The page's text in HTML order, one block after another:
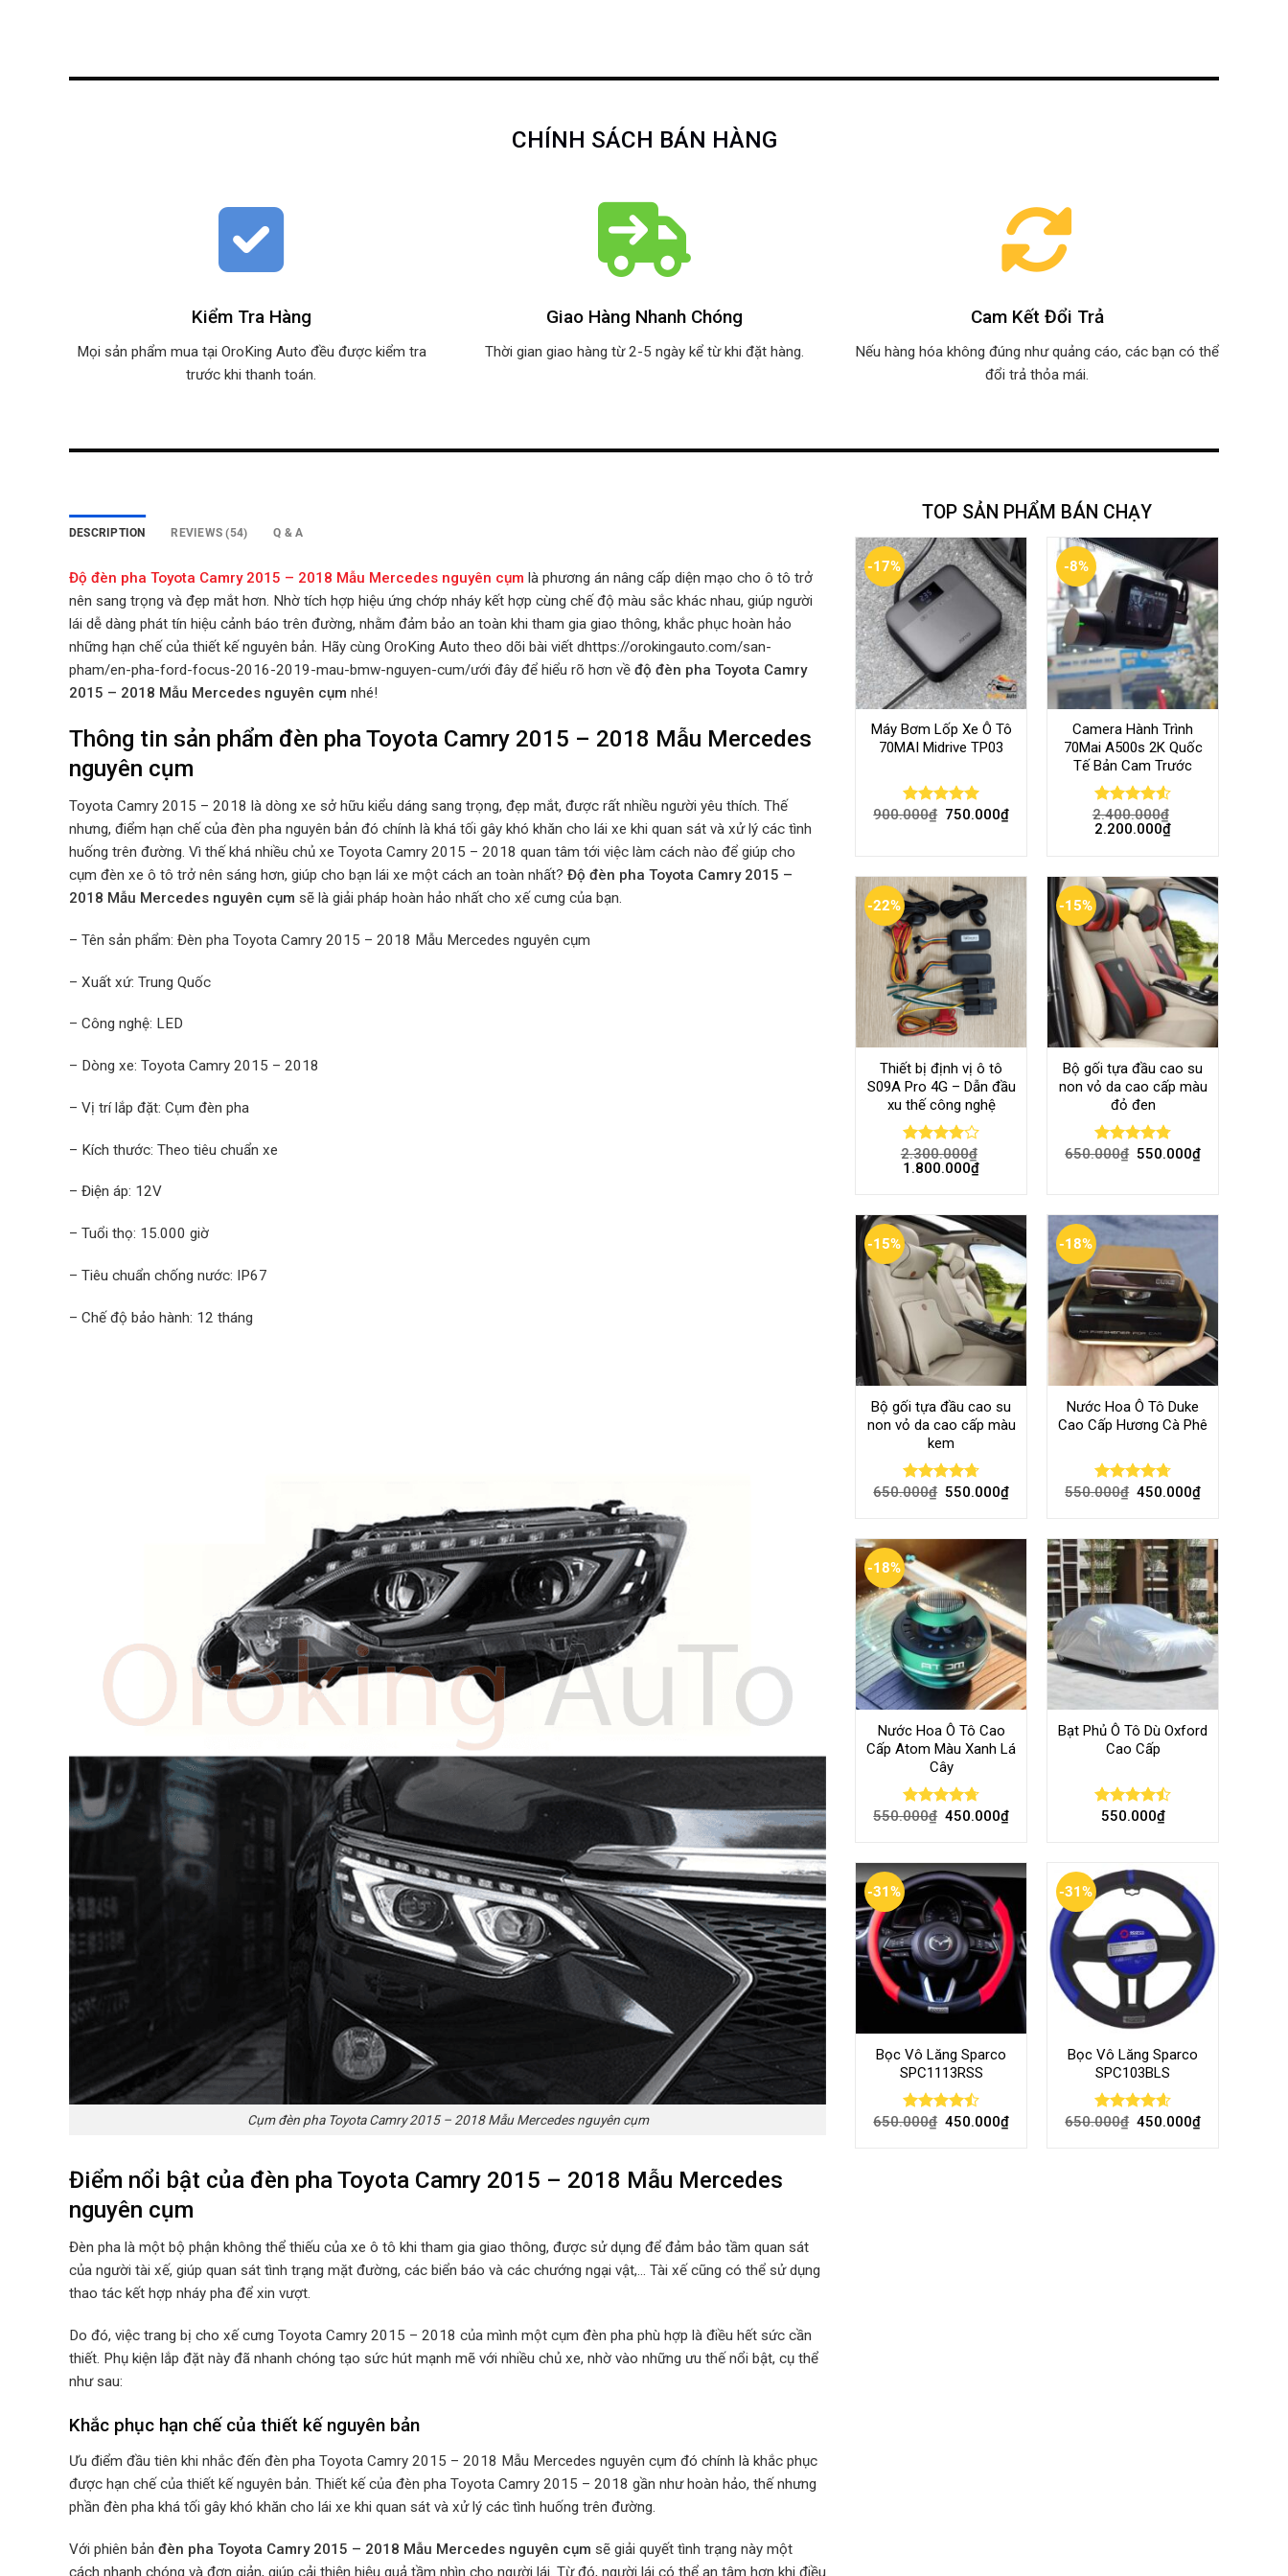
CHÍNH SÁCH BÁN HÀNG
Kiểm Tra Hàng
Mọi sản phẩm mua tại OroKing Auto đều được kiểm tra
trước khi thanh toán.
Giao Hàng Nhanh Chóng
Thời gian giao hàng từ 2-5 ngày kể từ khi đặt hàng.
Cam Kết Đổi Trả
Nếu hàng hóa không đúng như quảng cáo, các bạn có thể
đổi trả thỏa mái.
DESCRIPTION REVIEWS (54) Q & A
Độ đèn pha Toyota Camry 2015 – 2018 Mẫu Mercedes nguyên cụm là phương án nâng cấp diện mạo cho ô tô trở
nên sang trọng và đẹp mắt hơn. Nhờ tích hợp hiệu ứng chớp nháy kết hợp cùng chế độ màu sắc khác nhau, giúp người
lái dễ dàng phát tín hiệu cảnh báo trên đường, nhằm đảm bảo an toàn khi tham gia giao thông, khắc phục hoàn hảo
những hạn chế của thiết kế nguyên bản. Hãy cùng OroKing Auto theo dõi bài viết dhttps://orokingauto.com/san-
pham/en-pha-ford-focus-2016-2019-mau-bmw-nguyen-cum/ưới đây để hiểu rõ hơn về độ đèn pha Toyota Camry
2015 – 2018 Mẫu Mercedes nguyên cụm nhé!
Thông tin sản phẩm đèn pha Toyota Camry 2015 – 2018 Mẫu Mercedes
nguyên cụm
Toyota Camry 2015 – 2018 là dòng xe sở hữu kiểu dáng sang trọng, đẹp mắt, được rất nhiều người yêu thích. Thế
nhưng, điểm hạn chế của đèn pha nguyên bản đó chính là khá tối gây khó khăn cho lái xe khi quan sát và xử lý các tình
huống trên đường. Vì thế khá nhiều chủ xe Toyota Camry 2015 – 2018 quan tâm tới việc làm cách nào để giúp cho
cụm đèn xe ô tô trở nên sáng hơn, giúp cho bạn lái xe một cách an toàn nhất? Độ đèn pha Toyota Camry 2015 –
2018 Mẫu Mercedes nguyên cụm sẽ là giải pháp hoàn hảo nhất cho xế cưng của bạn.
– Tên sản phẩm: Đèn pha Toyota Camry 2015 – 2018 Mẫu Mercedes nguyên cụm
– Xuất xứ: Trung Quốc
– Công nghệ: LED
– Dòng xe: Toyota Camry 2015 – 2018
– Vị trí lắp đặt: Cụm đèn pha
– Kích thước: Theo tiêu chuẩn xe
– Điện áp: 12V
– Tuổi thọ: 15.000 giờ
– Tiêu chuẩn chống nước: IP67
– Chế độ bảo hành: 12 tháng
Cụm đèn pha Toyota Camry 2015 – 2018 Mẫu Mercedes nguyên cụm
Điểm nổi bật của đèn pha Toyota Camry 2015 – 2018 Mẫu Mercedes
nguyên cụm
Đèn pha là một bộ phận không thể thiếu của xe ô tô khi tham gia giao thông, được sử dụng để đảm bảo tầm quan sát
của người tài xế, giúp quan sát tình trạng mặt đường, các biển báo và các chướng ngại vật,… Tài xế cũng có thể sử dụng
thao tác kết hợp nháy pha để xin vượt.
Do đó, việc trang bị cho xế cưng Toyota Camry 2015 – 2018 của mình một cụm đèn pha phù hợp là điều hết sức cần
thiết. Phụ kiện lắp đặt này đã nhanh chóng tạo sức hút mạnh mẽ với nhiều chủ xe, nhờ vào những ưu thế nổi bật, cụ thể
như sau:
Khắc phục hạn chế của thiết kế nguyên bản
Ưu điểm đầu tiên khi nhắc đến đèn pha Toyota Camry 2015 – 2018 Mẫu Mercedes nguyên cụm đó chính là khắc phục
được hạn chế của thiết kế nguyên bản. Thiết kế của đèn pha Toyota Camry 2015 – 2018 gần như hoàn hảo, thế nhưng
phần đèn pha khá tối gây khó khăn cho lái xe khi quan sát và xử lý các tình huống trên đường.
Với phiên bản đèn pha Toyota Camry 2015 – 2018 Mẫu Mercedes nguyên cụm sẽ giải quyết tình trạng này một
cách nhanh chóng và đơn giản, giúp cải thiện hiệu quả tầm nhìn cho người lái. Từ đó, người lái có thể an tâm hơn khi điều
TOP SẢN PHẨM BÁN CHẠY
-17%
Máy Bơm Lốp Xe Ô Tô
70MAI Midrive TP03
Rated 5.00
900.000₫ 750.000₫
-8%
Camera Hành Trình
70Mai A500s 2K Quốc
Tế Bản Cam Trước
Rated4.56
out of 5
2.400.000₫
2.200.000₫
-22%
Thiết bị định vị ô tô
S09A Pro 4G – Dẫn đầu
xu thế công nghệ
Rated
4.00out
2.300.000₫
1.800.000₫
-15%
Bộ gối tựa đầu cao su
non vỏ da cao cấp màu
đỏ đen
Rated4.80
650.000₫ 550.000₫
-15%
Bộ gối tựa đầu cao su
non vỏ da cao cấp màu
kem
Rated4.70
650.000₫ 550.000₫
-18%
Nước Hoa Ô Tô Duke
Cao Cấp Hương Cà Phê
Rated4.70
550.000₫ 450.000₫
-18%
Nước Hoa Ô Tô Cao
Cấp Atom Màu Xanh Lá
Cây
Rated4.70
550.000₫ 450.000₫
Bạt Phủ Ô Tô Dù Oxford
Cao Cấp
Rated
550.000₫
-31%
Bọc Vô Lăng Sparco
SPC1113RSS
Rated
650.000₫ 450.000₫
-31%
Bọc Vô Lăng Sparco
SPC103BLS
Rated4.57
650.000₫ 450.000₫